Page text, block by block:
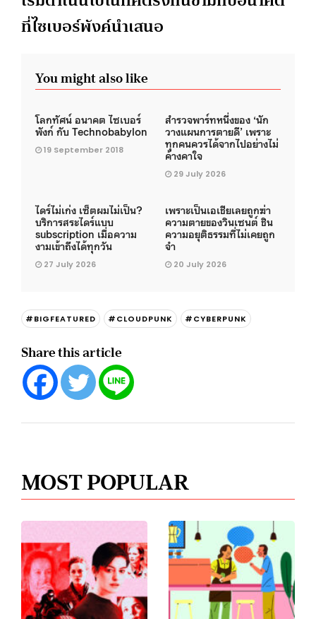
ที่ไซเบอร์พังค์นำเสนอ
You might also like
โลกทัศน์ อนาคต ไซเบอร์
พังก์ กับ Technobabylon
19 September 2018
สำรวจพาร์ทหนึ่งของ ‘นัก
วางแผนการตายดี’ เพราะ
ทุกคนควรได้จากไปอย่างไม่
ค้างคาใจ
29 July 2026
ไดร์ไม่เก่ง เซ็ตผมไม่เป็น?
บริการสระไดร์แบบ
subscription เมื่อความ
งามเข้าถึงได้ทุกวัน
27 July 2026
เพราะเป็นเอเชียเลยถูกฆ่า
ความตายของวินเซนต์ ชิน
ความอยุติธรรมที่ไม่เคยถูก
จำ
20 July 2026
#BIGFEATURED #CLOUDPUNK #CYBERPUNK
Share this article
MOST POPULAR